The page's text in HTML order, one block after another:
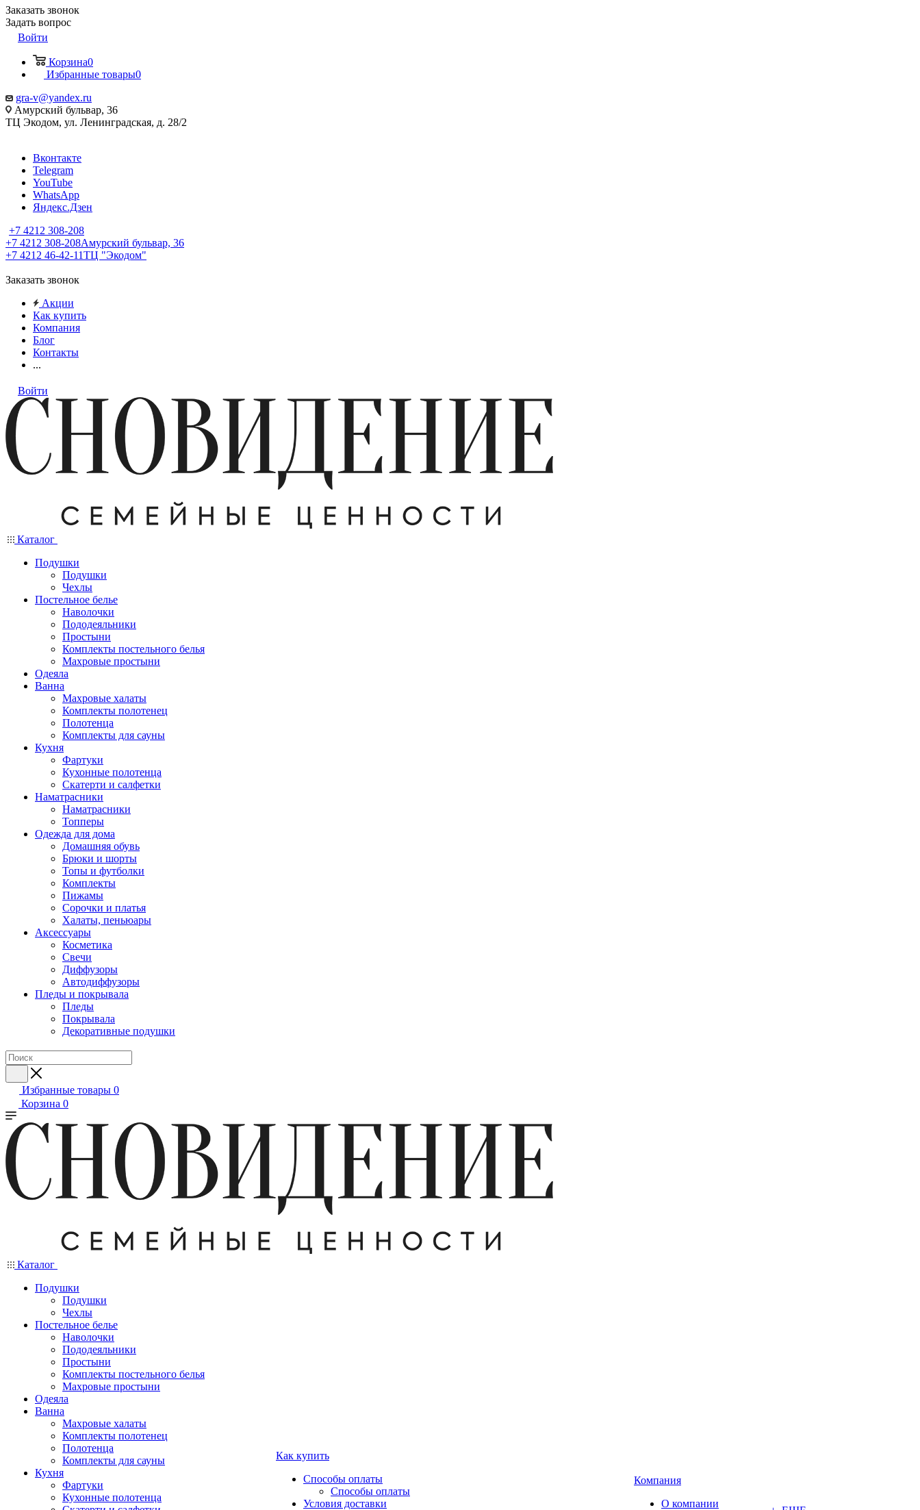
Заказать звонок
Задать вопрос
Войти
Корзина0
Избранные товары0
gra-v@yandex.ru
Амурский бульвар, 36
ТЦ Экодом, ул. Ленинградская, д. 28/2
Вконтакте
Telegram
YouTube
WhatsApp
Яндекс.Дзен
+7 4212 308-208
+7 4212 308-208Амурский бульвар, 36
+7 4212 46-42-11ТЦ "Экодом"
Заказать звонок
Акции
Как купить
Компания
Блог
Контакты
...
Войти
Каталог
Подушки
Подушки
Чехлы
Постельное белье
Наволочки
Пододеяльники
Простыни
Комплекты постельного белья
Махровые простыни
Одеяла
Ванна
Махровые халаты
Комплекты полотенец
Полотенца
Комплекты для сауны
Кухня
Фартуки
Кухонные полотенца
Скатерти и салфетки
Наматрасники
Наматрасники
Топперы
Одежда для дома
Домашняя обувь
Брюки и шорты
Топы и футболки
Комплекты
Пижамы
Сорочки и платья
Халаты, пеньюары
Аксессуары
Косметика
Свечи
Диффузоры
Автодиффузоры
Пледы и покрывала
Пледы
Покрывала
Декоративные подушки
Избранные товары 0
Корзина 0
Каталог
Подушки
Подушки
Чехлы
Постельное белье
Наволочки
Пододеяльники
Простыни
Комплекты постельного белья
Махровые простыни
Одеяла
Ванна
Махровые халаты
Комплекты полотенец
Полотенца
Комплекты для сауны
Кухня
Фартуки
Кухонные полотенца
Как купить
Способы оплаты
Способы оплаты
Условия доставки
Компания
О компании